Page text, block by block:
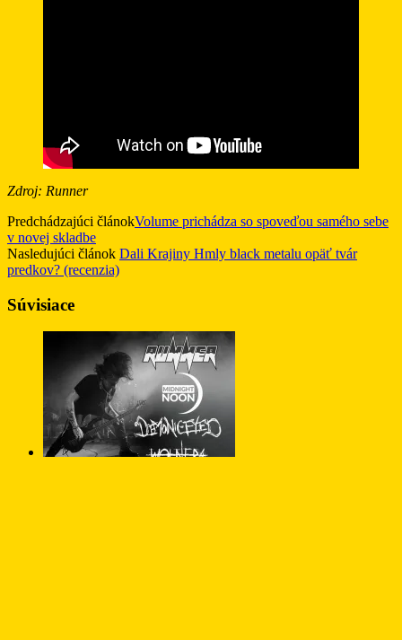
Zdroj: Runner
Predchádzajúci článokVolume prichádza so spoveďou samého sebe
v novej skladbe
Nasledujúci článok Dali Krajiny Hmly black metalu opäť tvár
predkov? (recenzia)
Súvisiace